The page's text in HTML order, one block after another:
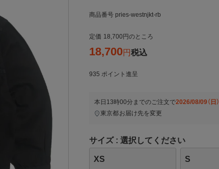
商品番号 pries-westnjkt-rb
定価 18,700 のところ
18,700 税込
935 ポイント進呈
本日 13時00分 までのご注文で2026/08/09（日）
東京都お届け先を変更
サイズ 選択してください
XS S